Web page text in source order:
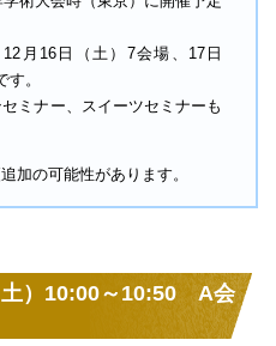
月16日（土）7会場、17日
す。
ミナー、スイーツセミナーも
加の可能性があります。
）10:00～10:50 A会